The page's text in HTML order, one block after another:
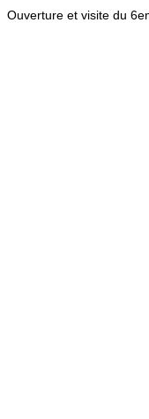
Ouverture et visite du